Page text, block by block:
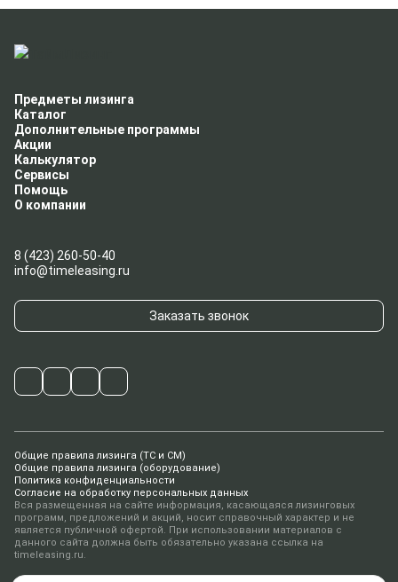
Предметы лизинга
Каталог
Дополнительные программы
Акции
Калькулятор
Сервисы
Помощь
О компании
8 (423) 260-50-40
info@timeleasing.ru
Заказать звонок
Общие правила лизинга (ТС и СМ)
Общие правила лизинга (оборудование)
Политика конфиденциальности
Согласие на обработку персональных данных
Вся размещенная на сайте информация, касающаяся лизинговых
программ, предложений и акций, носит справочный характер и не
является публичной офертой. При использовании материалов с
данного сайта должна быть обязательно указана ссылка на
timeleasing.ru.